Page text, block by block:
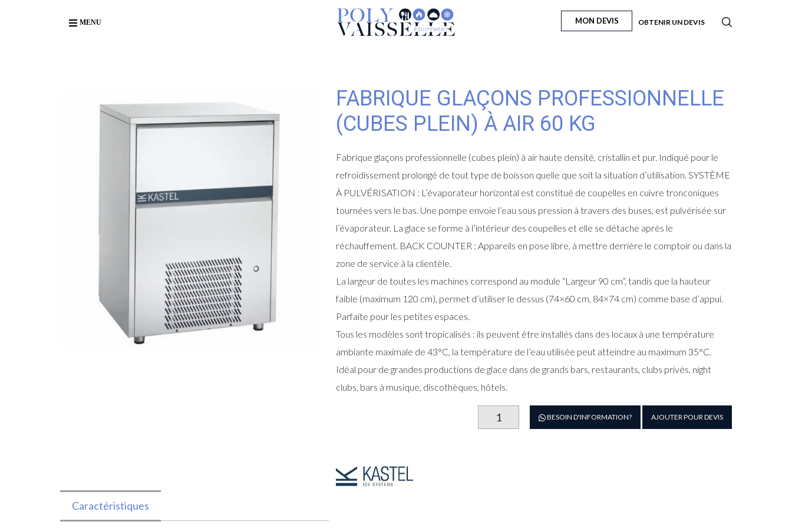
MENU MON DEVIS OBTENIR UN DEVIS
FABRIQUE GLAÇONS PROFESSIONNELLE
(CUBES PLEIN) À AIR 60 KG
Fabrique glaçons professionnelle (cubes plein) à air haute densité, cristallin et pur. Indiqué pour le
refroidissement prolongé de tout type de boisson quelle que soit la situation d’utilisation. SYSTÈME
À PULVÉRISATION : L’évaporateur horizontal est constitué de coupelles en cuivre tronconiques
tournées vers le bas. Une pompe envoie l’eau sous pression à travers des buses, est pulvérisée sur
l’évaporateur. La glace se forme à l’intérieur des coupelles et elle se détache après le
réchauffement. BACK COUNTER : Appareils en pose libre, à mettre derrière le comptoir ou dans la
zone de service à la clientèle.
La largeur de toutes les machines correspond au module “Largeur 90 cm”, tandis que la hauteur
faible (maximum 120 cm), permet d’utiliser le dessus (74×60 cm, 84×74 cm) comme base d’appui.
Parfaite pour les petites espaces.
Tous les modèles sont tropicalisés : ils peuvent être installés dans des locaux à une température
ambiante maximale de 43°C, la température de l’eau utilisée peut atteindre au maximum 35°C.
Idéal pour de grandes productions de glace dans de grands bars, restaurants, clubs privés, night
clubs, bars à musique, discothèques, hôtels.
quantitéBESOIN D'INFORMATION? AJOUTER POUR DEVIS
Caractéristiques